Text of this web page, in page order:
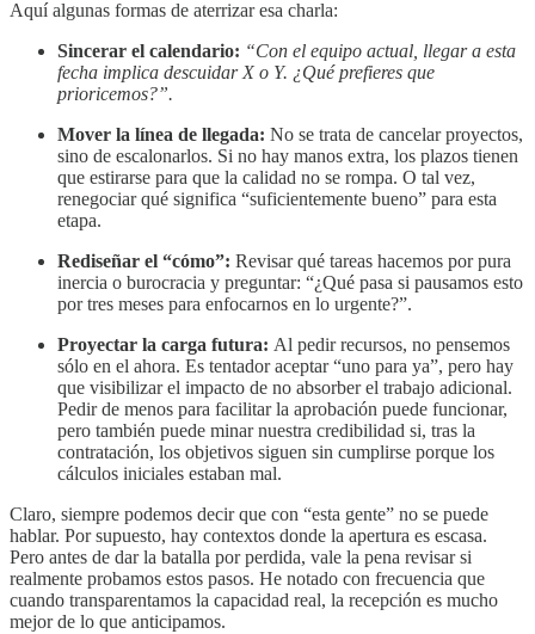
Aquí algunas formas de aterrizar esa charla:
Sincerar el calendario: “Con el equipo actual, llegar a esta
fecha implica descuidar X o Y. ¿Qué prefieres que
prioricemos?”.
Mover la línea de llegada: No se trata de cancelar proyectos,
sino de escalonarlos. Si no hay manos extra, los plazos tienen
que estirarse para que la calidad no se rompa. O tal vez,
renegociar qué significa “suficientemente bueno” para esta
etapa.
Rediseñar el “cómo”: Revisar qué tareas hacemos por pura
inercia o burocracia y preguntar: “¿Qué pasa si pausamos esto
por tres meses para enfocarnos en lo urgente?”.
Proyectar la carga futura: Al pedir recursos, no pensemos
sólo en el ahora. Es tentador aceptar “uno para ya”, pero hay
que visibilizar el impacto de no absorber el trabajo adicional.
Pedir de menos para facilitar la aprobación puede funcionar,
pero también puede minar nuestra credibilidad si, tras la
contratación, los objetivos siguen sin cumplirse porque los
cálculos iniciales estaban mal.
Claro, siempre podemos decir que con “esta gente” no se puede
hablar. Por supuesto, hay contextos donde la apertura es escasa.
Pero antes de dar la batalla por perdida, vale la pena revisar si
realmente probamos estos pasos. He notado con frecuencia que
cuando transparentamos la capacidad real, la recepción es mucho
mejor de lo que anticipamos.